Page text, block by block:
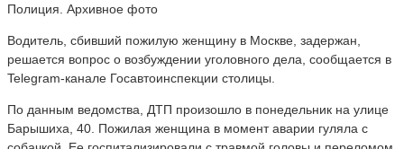
Полиция. Архивное фото
Водитель, сбивший пожилую женщину в Москве, задержан,
решается вопрос о возбуждении уголовного дела, сообщается в
Telegram-канале Госавтоинспекции столицы.
По данным ведомства, ДТП произошло в понедельник на улице
Барышиха, 40. Пожилая женщина в момент аварии гуляла с